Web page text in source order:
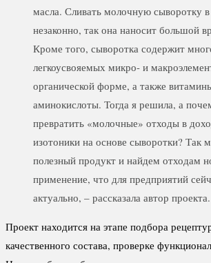
масла. Сливать молочную сыворотку
незаконно, так она наносит большой
Кроме того, сыворотка содержит
легкоусвояемых микро- и
органической форме, а также
аминокислоты. Тогда я решила, а
превратить «молочные» отходы в
изотоники на основе сыворотки? Так
полезный продукт и найдем отходам
применение, что для предприятий
актуально, – рассказала автор проекта.
Проект находится на этапе подбора
качественного состава, проверке